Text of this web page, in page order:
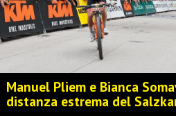
Manuel Pliem e Bianca
distanza estrema del